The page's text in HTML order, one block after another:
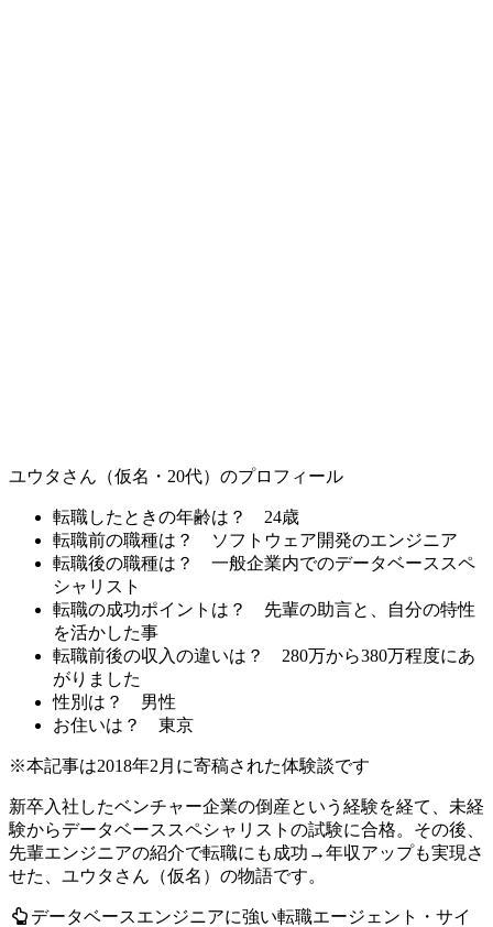
ユウタさん（仮名・20代）のプロフィール
転職したときの年齢は？ 24歳
転職前の職種は？
ソフトウェア開発のエンジニア
転職後の職種は？ 一般企業内でのデータベーススペ
シャリスト
転職の成功ポイントは？ 先輩の助言と、自分の特性
を活かした事
転職前後の収入の違いは？ 280万から380万程度にあ
がりました
性別は？ 男性
お住いは？ 東京
※本記事は2018年2月に寄稿された体験談です
新卒入社したベンチャー企業の倒産という経験を経て、未経
験からデータベーススペシャリストの試験に合格。その後、
先輩エンジニアの紹介で転職にも成功→年収アップも実現さ
せた、ユウタさん（仮名）の物語です。
データベースエンジニアに強い転職エージェント・サイ